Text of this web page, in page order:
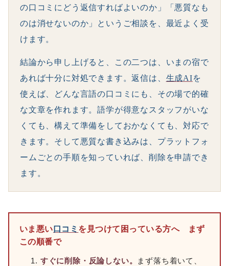
の口コミにどう返信すればよいのか」「悪質なも
のは消せないのか」というご相談を、最近よく受
けます。
結論から申し上げると、この二つは、いまの宿で
あれば十分に対処できます。返信は、 生成AIを
使えば、どんな言語の口コミにも、その場で的確
な文章を作れます。語学が得意なスタッフがいな
くても、構えて準備をしておかなくても、対応で
きます。そして悪質な書き込みは、プラットフォ
ームごとの手順を知っていれば、削除を申請でき
ます。
いま悪い 口コミ を見つけて困っている方へ まず
この順番で
すぐに削除・反論しない。
まず落ち着いて、